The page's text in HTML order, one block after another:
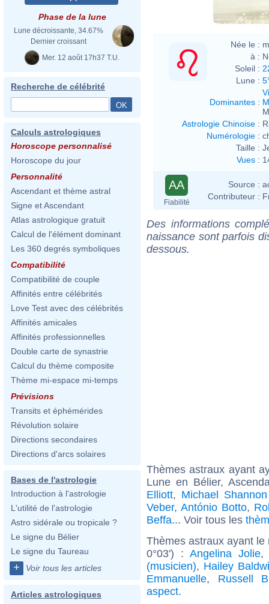
Phase de la lune
Lune décroissante, 34.67%
Dernier croissant
Mer. 12 août 17h37 T.U.
Recherche de célébrité
Calculs astrologiques
Horoscope personnalisé
Horoscope du jour
Personnalité
Ascendant et thème astral
Signe et Ascendant
Atlas astrologique gratuit
Calcul de l'élément dominant
Les 360 degrés symboliques
Compatibilité
Compatibilité de couple
Affinités entre célébrités
Love Test avec des célébrités
Affinités amicales
Affinités professionnelles
Double carte de synastrie
Calcul du thème composite
Thème mi-espace mi-temps
Prévisions
Transits et éphémérides
Révolution solaire
Directions secondaires
Directions d'arcs solaires
Bases de l'astrologie
Introduction à l'astrologie
L'utilité de l'astrologie
Astro sidérale ou tropicale ?
Le signe du Bélier
Le signe du Taureau
+ Voir tous les articles
Articles astrologiques
Née le :
à :
Soleil :
Lune :
Dominantes :
Astrologie Chinoise :
Numérologie :
Taille :
Vues :
AA
Fiabilité
Source :
Contributeur :
Des informations
naissance sont parfois
dessous.
Thèmes astraux ayant
Lune en Bélier,
Elliott, Michael
Veber, António Botto,
Beffa... Voir tous les
Thèmes astraux ayant
0°03') :Angelina Jolie
(musicien), Hailey
Emmanuelle, Russell
aspect.